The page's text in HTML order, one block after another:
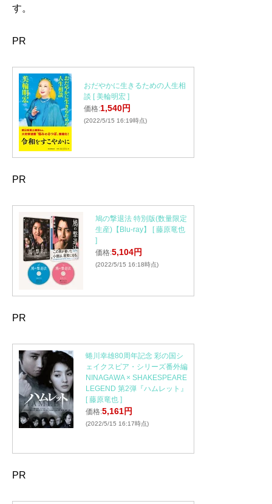
す。
PR
おだやかに生きるための人生相
談 [ 美輪明宏 ]
価格:1,540円
(2022/5/15 16:19時点)
PR
鳩の撃退法 特別版(数量限定
生産)【Blu-ray】 [ 藤原竜也
]
価格:5,104円
(2022/5/15 16:18時点)
PR
蜷川幸雄80周年記念 彩の国シ
ェイクスピア・シリーズ番外編
NINAGAWA × SHAKESPEARE
LEGEND 第2弾『ハムレット』
[ 藤原竜也 ]
価格:5,161円
(2022/5/15 16:17時点)
PR